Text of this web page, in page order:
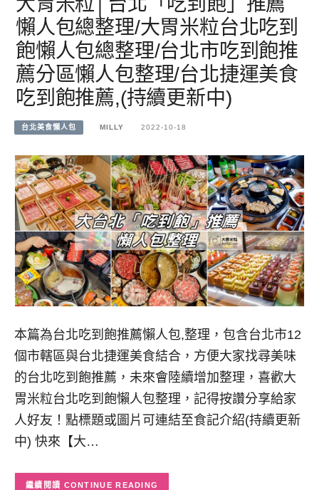
懶人包總整理/大胃米粒台北吃到
飽懶人包總整理/台北市吃到飽推
薦分區懶人包整理/台北捷運美食
吃到飽推薦,(持續更新中)
台北美食懶人包 MILLY 2022-10-18
本篇為台北吃到飽推薦懶人包,整理，包含台北市12
個市轄區與台北捷運美食結合，方便大家找尋美味
的台北吃到飽推薦，未來會陸續增加整理，喜歡大
胃米粒台北吃到飽懶人包整理，記得按讚分享給家
人好友！點標題或圖片可連結至食記介紹(持續更新
中) 快來【大…
CONTINUE READING